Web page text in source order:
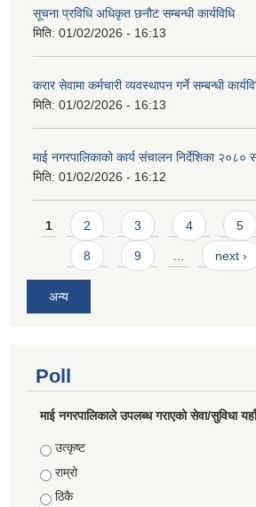
सूचना प्रविधि अधिकृत छनौट सम्बन्धी कार्यविधि
मिति: 01/02/2026 - 16:13
करार सेवामा कर्मचारी व्यवस्थापन गर्ने सम्बन्धी
मिति: 01/02/2026 - 16:13
माई नगरपालिकाको कार्य संचालन निर्देशिका
मिति: 01/02/2026 - 16:12
Pages
1 2 3 4 5
8 9 next ›
अन्य
Poll
माई नगरपालिकाले उपलब्ध गराएको सेवा/सुविधा
Choices
उत्कृष्ट
राम्रो
ठिकै